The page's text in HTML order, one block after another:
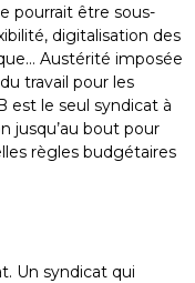
pourrait être sous-
digitalisation des
Austérité imposée
travail pour les
est le seul syndicat à
jusqu’au bout pour
règles budgétaires
Un syndicat qui